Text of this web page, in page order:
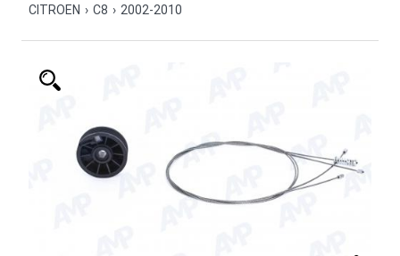
CITROEN › C8 › 2002-2010